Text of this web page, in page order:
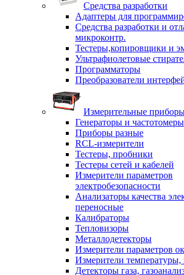
Средства разработки
Адаптеры для
Средства разработки и
микроконтр.
Тестеры,копировщики и
Ультрафиолетовые
Программаторы
Преобразователи
Измерительные
Генераторы и частотомеры
Приборы разные
RCL-измерители
Тестеры, пробники
Тестеры сетей и кабелей
Измерители параметров
электробезопасности
Анализаторы качества
переносные
Калибраторы
Тепловизоры
Металлодетекторы
Измерители параметров
Измерители температуры,
Детекторы газа,